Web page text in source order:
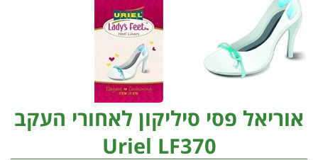
אוריאל פסי סיליקון לאחורי העקב
Uriel LF370